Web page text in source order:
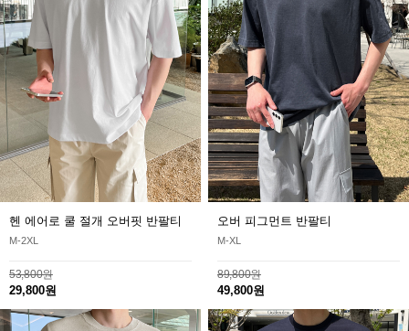
헨 에어로 쿨 절개 오버핏 반팔티
M-2XL
53,800원
29,800원
오버 피그먼트 반팔티
M-XL
89,800원
49,800원